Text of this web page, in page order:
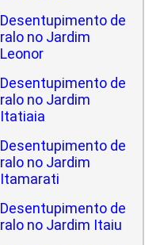
Desentupimento de
ralo no Jardim
Leonor
Desentupimento de
ralo no Jardim
Itatiaia
Desentupimento de
ralo no Jardim
Itamarati
Desentupimento de
ralo no Jardim Itaiu